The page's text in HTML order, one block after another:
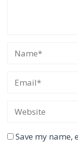
Save my